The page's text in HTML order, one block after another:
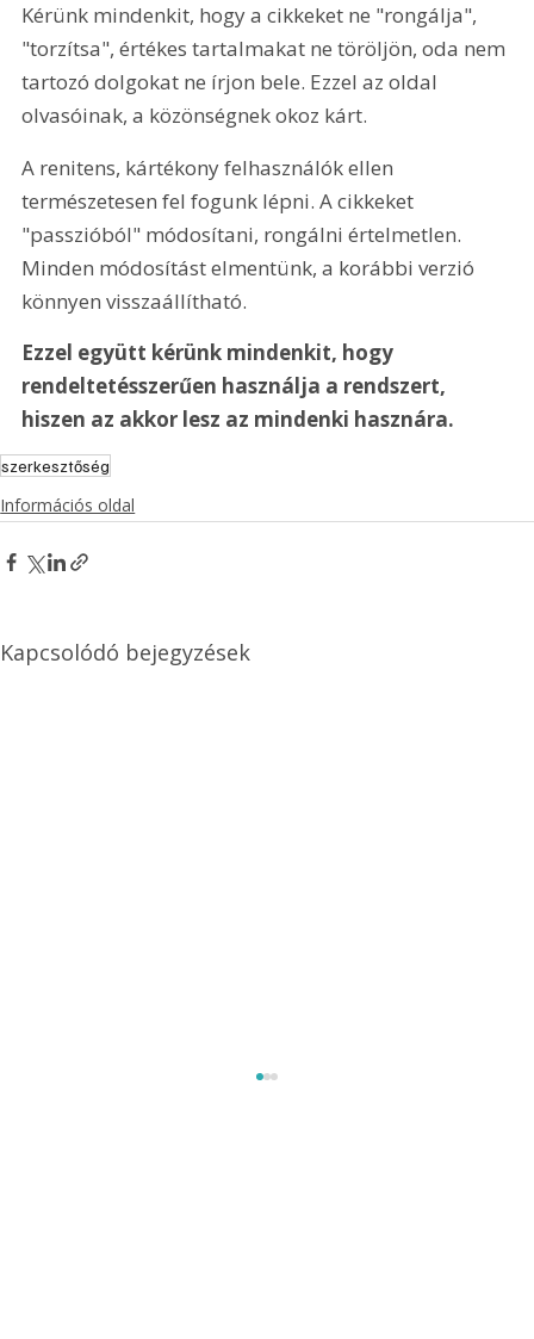
Kérünk mindenkit, hogy a cikkeket ne "rongálja",
"torzítsa", értékes tartalmakat ne töröljön, oda nem
tartozó dolgokat ne írjon bele. Ezzel az oldal
olvasóinak, a közönségnek okoz kárt.
A renitens, kártékony felhasználók ellen
természetesen fel fogunk lépni. A cikkeket
"passzióból" módosítani, rongálni értelmetlen.
Minden módosítást elmentünk, a korábbi verzió
könnyen visszaállítható.
Ezzel együtt kérünk mindenkit, hogy
rendeltetésszerűen használja a rendszert,
hiszen az akkor lesz az mindenki hasznára.
szerkesztőség
Információs oldal
Kapcsolódó bejegyzések